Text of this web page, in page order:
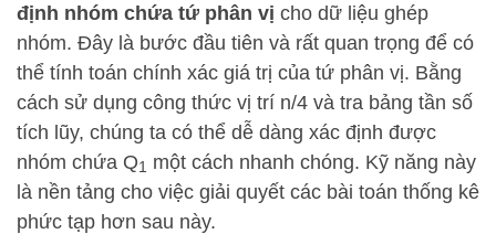
định nhóm chứa tứ phân vị cho dữ liệu ghép
nhóm. Đây là bước đầu tiên và rất quan trọng để có
thể tính toán chính xác giá trị của tứ phân vị. Bằng
cách sử dụng công thức vị trí n/4 và tra bảng tần số
tích lũy, chúng ta có thể dễ dàng xác định được
nhóm chứa Q1 một cách nhanh chóng. Kỹ năng này
là nền tảng cho việc giải quyết các bài toán thống kê
phức tạp hơn sau này.